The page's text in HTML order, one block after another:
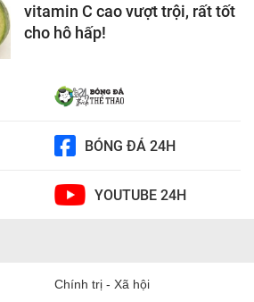
vitamin C cao vượt trội, rất tốt
cho hô hấp!
BÓNG ĐÁ 24H
YOUTUBE 24H
Chính trị - Xã hội